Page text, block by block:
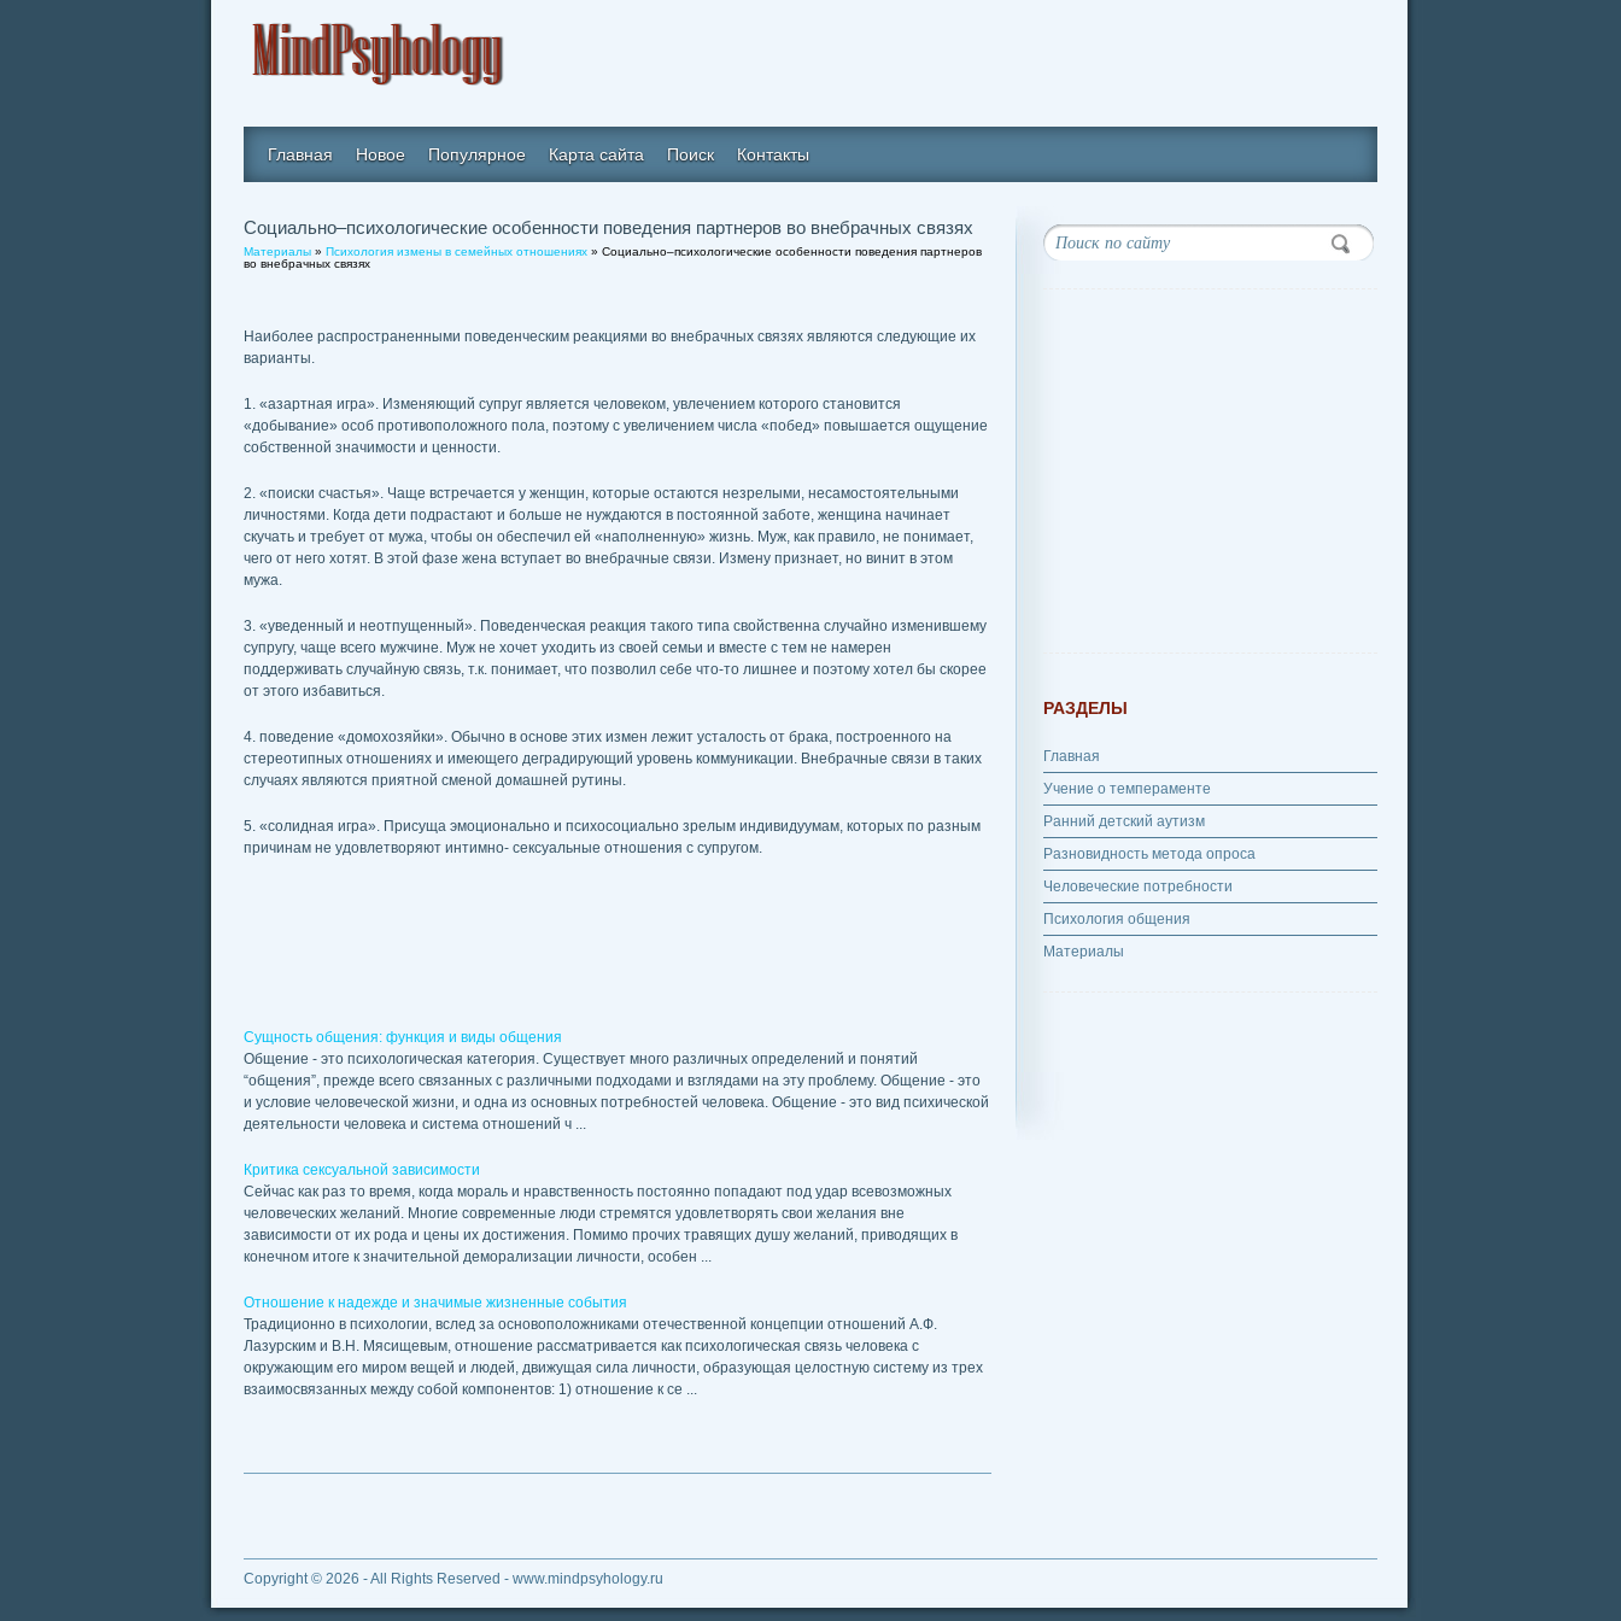
Главная Новое Популярное Карта сайта Поиск Контакты
Социально–психологические особенности поведения партнеров во внебрачных связях
Материалы » Психология измены в семейных отношениях » Социально–психологические особенности поведения партнеров
во внебрачных связях
Наиболее распространенными поведенческим реакциями во внебрачных связях являются следующие их
варианты.
1. «азартная игра». Изменяющий супруг является человеком, увлечением которого становится
«добывание» особ противоположного пола, поэтому с увеличением числа «побед» повышается ощущение
собственной значимости и ценности.
2. «поиски счастья». Чаще встречается у женщин, которые остаются незрелыми, несамостоятельными
личностями. Когда дети подрастают и больше не нуждаются в постоянной заботе, женщина начинает
скучать и требует от мужа, чтобы он обеспечил ей «наполненную» жизнь. Муж, как правило, не понимает,
чего от него хотят. В этой фазе жена вступает во внебрачные связи. Измену признает, но винит в этом
мужа.
3. «уведенный и неотпущенный». Поведенческая реакция такого типа свойственна случайно изменившему
супругу, чаще всего мужчине. Муж не хочет уходить из своей семьи и вместе с тем не намерен
поддерживать случайную связь, т.к. понимает, что позволил себе что-то лишнее и поэтому хотел бы скорее
от этого избавиться.
4. поведение «домохозяйки». Обычно в основе этих измен лежит усталость от брака, построенного на
стереотипных отношениях и имеющего деградирующий уровень коммуникации. Внебрачные связи в таких
случаях являются приятной сменой домашней рутины.
5. «солидная игра». Присуща эмоционально и психосоциально зрелым индивидуумам, которых по разным
причинам не удовлетворяют интимно- сексуальные отношения с супругом.
Сущность общения: функция и виды общения
Общение - это психологическая категория. Существует много различных определений и понятий
“общения”, прежде всего связанных с различными подходами и взглядами на эту проблему. Общение - это
и условие человеческой жизни, и одна из основных потребностей человека. Общение - это вид психической
деятельности человека и система отношений ч ...
Критика сексуальной зависимости
Сейчас как раз то время, когда мораль и нравственность постоянно попадают под удар всевозможных
человеческих желаний. Многие современные люди стремятся удовлетворять свои желания вне
зависимости от их рода и цены их достижения. Помимо прочих травящих душу желаний, приводящих в
конечном итоге к значительной деморализации личности, особен ...
Отношение к надежде и значимые жизненные события
Традиционно в психологии, вслед за основоположниками отечественной концепции отношений А.Ф.
Лазурским и В.Н. Мясищевым, отношение рассматривается как психологическая связь человека с
окружающим его миром вещей и людей, движущая сила личности, образующая целостную систему из трех
взаимосвязанных между собой компонентов: 1) отношение к се ...
РАЗДЕЛЫ
Главная
Учение о темпераменте
Ранний детский аутизм
Разновидность метода опроса
Человеческие потребности
Психология общения
Материалы
Copyright © 2026 - All Rights Reserved - www.mindpsyhology.ru